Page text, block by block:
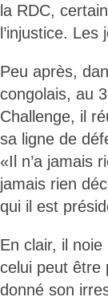
la RDC,
l’injustice.
Peu après,
congolais, au
Challenge, il
sa ligne de
«Il n’a jamais
jamais rien
qui il est
En clair, il noie
celui peut être
donné son